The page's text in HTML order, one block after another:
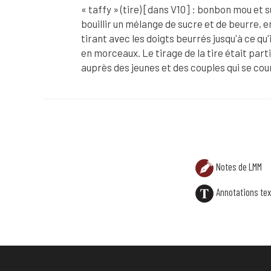
« taffy » (tire) [dans V10] : bonbon mou et
bouillir un mélange de sucre et de beurre,
tirant avec les doigts beurrés jusqu'à ce
en morceaux. Le tirage de la tire était
auprès des jeunes et des couples qui se
« taffy » (tire) [dans V10] : bonbon mou
Notes de LMM
Annotations